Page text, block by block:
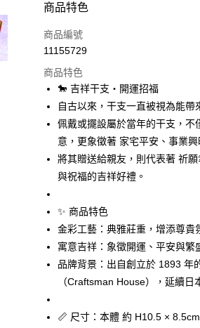
付款方式
信用卡一次付款
3 期 0 利率 每期 NT$189
合作金庫商業銀行
華南商業銀行
國泰世華商業銀行
臺灣中小企業銀行
匯豐（台灣）商業銀行
元大商業銀行
台新國際商業銀行
台灣樂天信用卡公司
超商取貨付款
Apple Pay
悠遊付
Google Pay
ATM付款
商品特色
商品編號
11155729
商品特色
🐎 吉祥干支・開運招福
自古以來，干支一直被視為能帶
佩戴或擺設屬於當年的干支，不
意，更象徵著 家宅平安、事業興
將其贈送給親友，則代表著 祈
與祝福的吉祥好禮。
✨ 商品特色
金彩工藝：典雅莊重，增添尊貴
寓意吉祥：象徵開運、平安與繁
品牌背景：出自創立於 1893 年
（Craftsman House），延續
📏 尺寸：本體 約 H10.5 ×